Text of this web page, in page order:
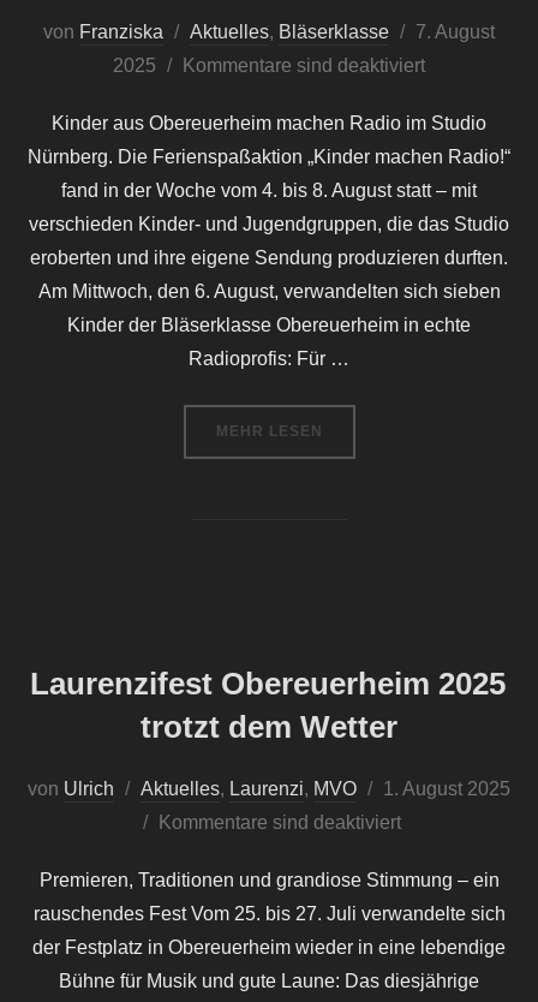
von Franziska Aktuelles, Bläserklasse
Veröffentlicht
am
7. August
2025
Kommentare sind deaktiviert
Kinder aus Obereuerheim machen Radio im Studio
Nürnberg. Die Ferienspaßaktion „Kinder machen Radio!“
fand in der Woche vom 4. bis 8. August statt – mit
verschieden Kinder- und Jugendgruppen, die das Studio
eroberten und ihre eigene Sendung produzieren durften.
Am Mittwoch, den 6. August, verwandelten sich sieben
Kinder der Bläserklasse Obereuerheim in echte
Radioprofis: Für …
MEHR ÜBER „BLÄSERKLASSE ON AIR!“
LESEN
Laurenzifest Obereuerheim 2025
trotzt dem Wetter
von Ulrich Aktuelles, Laurenzi, MVO
Veröffentlicht
am
1. August 2025
Kommentare sind deaktiviert
Premieren, Traditionen und grandiose Stimmung – ein
rauschendes Fest Vom 25. bis 27. Juli verwandelte sich
der Festplatz in Obereuerheim wieder in eine lebendige
Bühne für Musik und gute Laune: Das diesjährige